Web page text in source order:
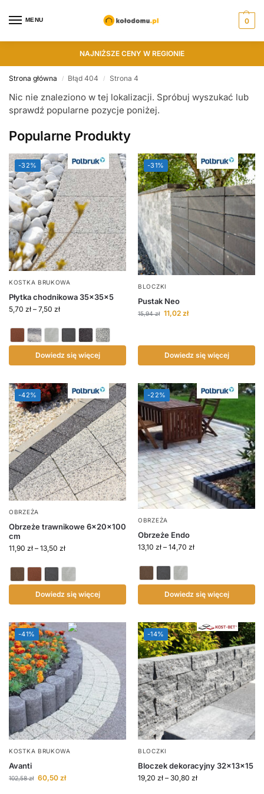
MENU 0
NAJNIŻSZE CENY W REGIONIE
Strona główna / Błąd 404 / Strona 4
Nic nie znaleziono w tej lokalizacji. Spróbuj wyszukać lub
sprawdź popularne pozycje poniżej.
Popularne Produkty
-32%
KOSTKA BRUKOWA
Płytka chodnikowa 35x35x5
5,70 zł – 7,50 zł
Dowiedz się więcej
-31%
BLOCZKI
Pustak Neo
15,94zł 11,02 zł
Dowiedz się więcej
-42%
OBRZEŻA
Obrzeże trawnikowe 6x20x100
cm
11,90 zł – 13,50 zł
Dowiedz się więcej
-22%
OBRZEŻA
Obrzeże Endo
13,10 zł – 14,70 zł
Dowiedz się więcej
-41%
KOSTKA BRUKOWA
Avanti
102,58zł 60,50 zł
-14%
BLOCZKI
Bloczek dekoracyjny 32x13x15
19,20 zł – 30,80 zł